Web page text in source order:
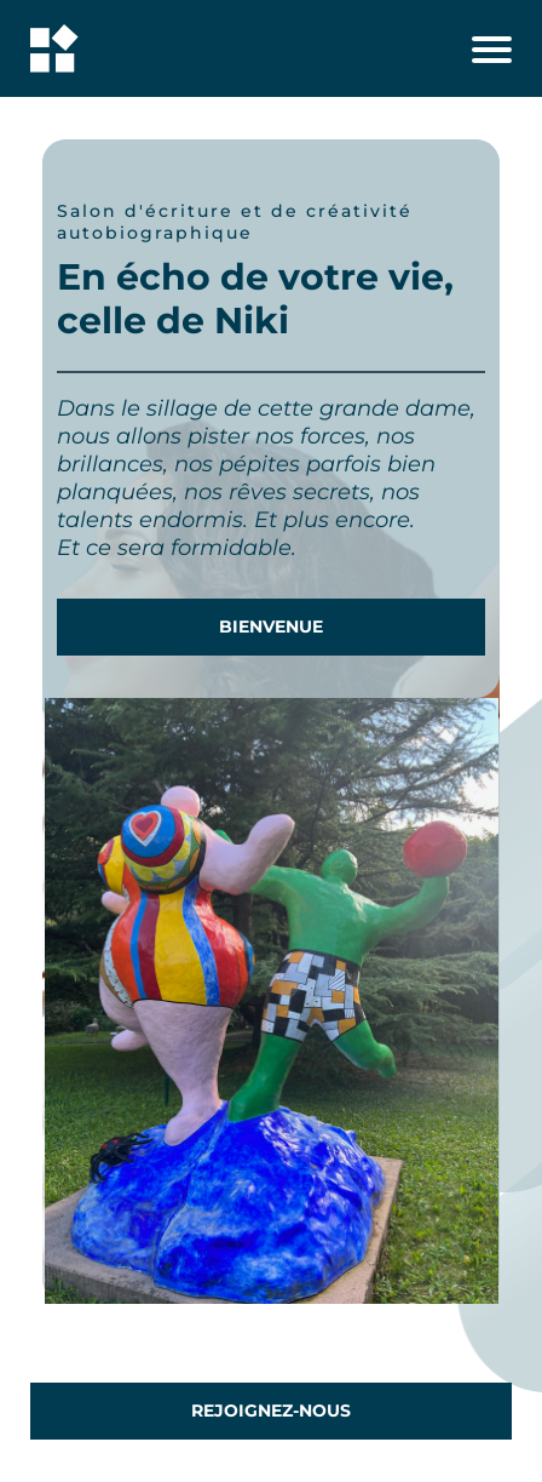
Salon d'écriture et de créativité
autobiographique
En écho de votre vie,
celle de Niki
Dans le sillage de cette grande dame,
nous allons pister nos forces, nos
brillances, nos pépites parfois bien
planquées, nos rêves secrets, nos
talents endormis. Et plus encore.
Et ce sera formidable.
BIENVENUE
REJOIGNEZ-NOUS